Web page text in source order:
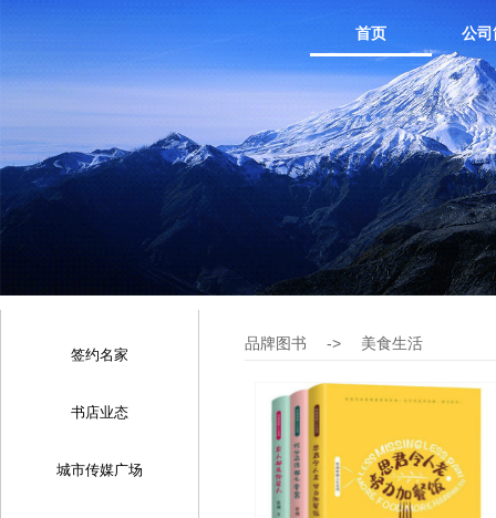
首页 公司
签约名家
书店业态
城市传媒广场
品牌图书 -> 美食生活